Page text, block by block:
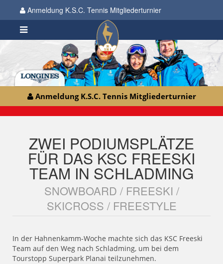
Anmeldung K.S.C. Tennis Mitgliederturnier
Anmeldung K.S.C. Tennis Mitgliederturnier
ZWEI PODIUMSPLÄTZE
FÜR DAS KSC FREESKI
TEAM IN SCHLADMING
SNOWBOARD / FREESKI /
SKICROSS / FREESTYLE
In der Hahnenkamm-Woche machte sich das KSC Freeski
Team auf den Weg nach Schladming, um bei dem
Tourstopp Superpark Planai teilzunehmen.